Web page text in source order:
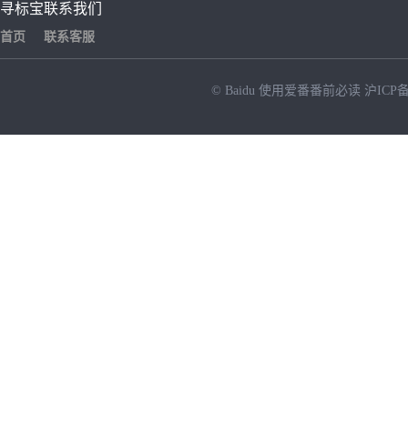
寻标宝
首页
联系我们
联系客服
© Baidu 使用爱番番前必读 沪ICP